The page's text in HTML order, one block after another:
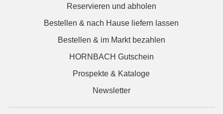
Reservieren und abholen
Bestellen & nach Hause liefern lassen
Bestellen & im Markt bezahlen
HORNBACH Gutschein
Prospekte & Kataloge
Newsletter